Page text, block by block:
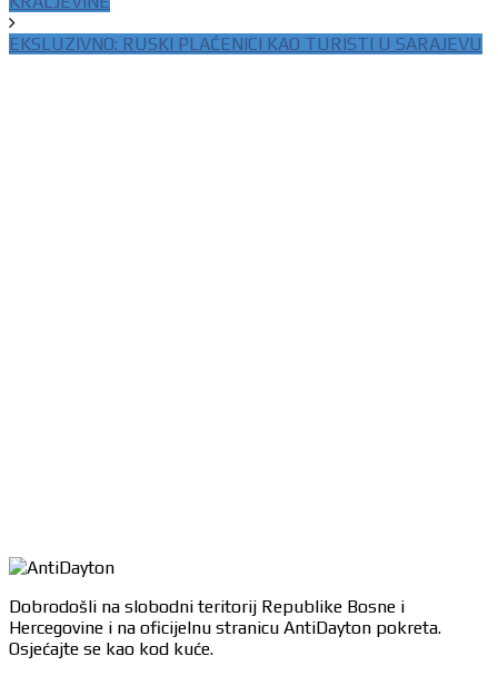
EKSLUZIVNO: RUSKI PLAĆENICI KAO TURISTI U SARAJEVU
Dobrodošli na slobodni teritorij Republike Bosne i
Hercegovine i na oficijelnu stranicu AntiDayton pokreta.
Osjećajte se kao kod kuće.